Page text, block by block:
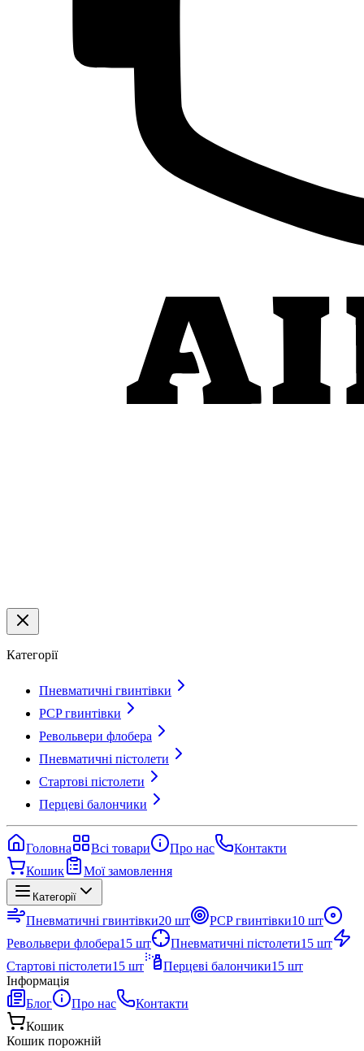
Категорії
Пневматичні гвинтівки
PCP гвинтівки
Револьвери флобера
Пневматичні пістолети
Стартові пістолети
Перцеві балончики
Головна Всі товари Про нас
Контакти
Кошик
Мої замовлення
Категорії
Пневматичні гвинтівки20 шт PCP гвинтівки10 шт
Револьвери флобера15 шт Пневматичні пістолети15 шт
Стартові пістолети15 шт Перцеві балончики15 шт
Інформація
Блог
Про нас
Контакти
Кошик
Кошик порожній